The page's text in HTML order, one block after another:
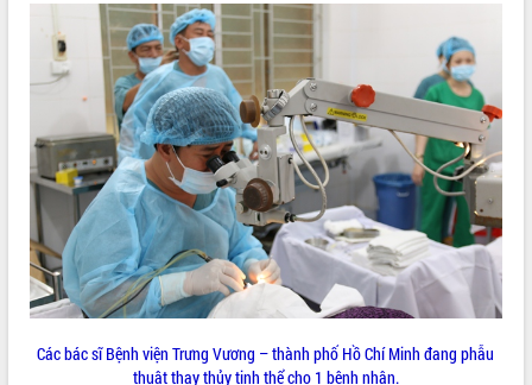
QUY HOẠCH - KẾ HOẠCH
Các bác sĩ Bệnh viện Trưng Vương – thành phố Hồ Chí Minh đang phẫu
thuật thay thủy tinh thể cho 1 bệnh nhân.